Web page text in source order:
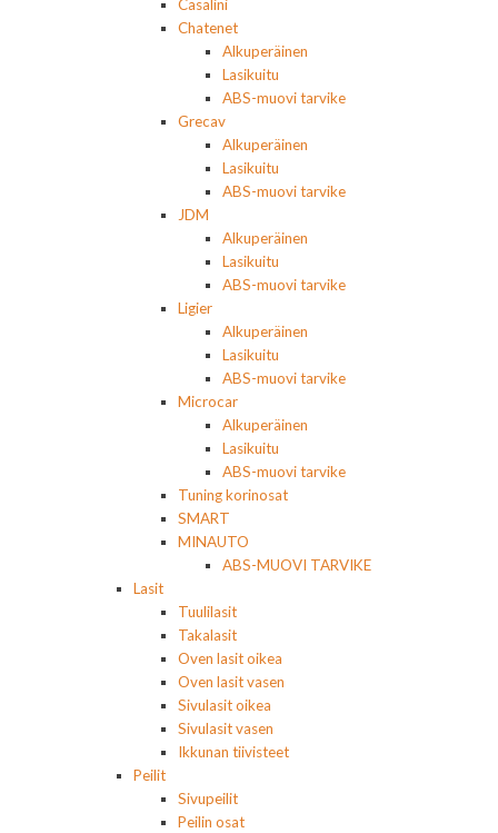
Casalini
Chatenet
Alkuperäinen
Lasikuitu
ABS-muovi tarvike
Grecav
Alkuperäinen
Lasikuitu
ABS-muovi tarvike
JDM
Alkuperäinen
Lasikuitu
ABS-muovi tarvike
Ligier
Alkuperäinen
Lasikuitu
ABS-muovi tarvike
Microcar
Alkuperäinen
Lasikuitu
ABS-muovi tarvike
Tuning korinosat
SMART
MINAUTO
ABS-MUOVI TARVIKE
Lasit
Tuulilasit
Takalasit
Oven lasit oikea
Oven lasit vasen
Sivulasit oikea
Sivulasit vasen
Ikkunan tiivisteet
Peilit
Sivupeilit
Peilin osat